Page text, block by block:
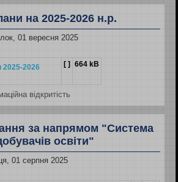
на 2025-2026 н.р.
01 вересня 2025
2025-2026
[ ] 664 kB
відкритість
за напрямом "Система
освіти"
01 серпня 2025